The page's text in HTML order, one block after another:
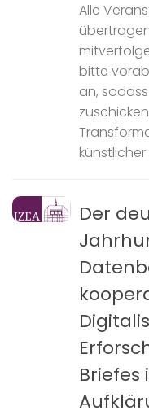
Alle
bitte
an,
künstlicher
Der
Briefes